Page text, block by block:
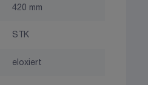
420 mm
STK
eloxiert